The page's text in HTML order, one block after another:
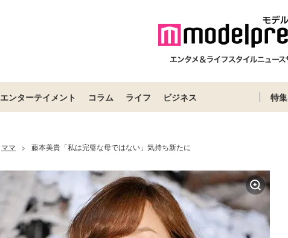
エンターテイメント コラム ライフ ビジネス 特集
ママ > 藤本美貴「私は完璧な母ではない」気持ち新たに